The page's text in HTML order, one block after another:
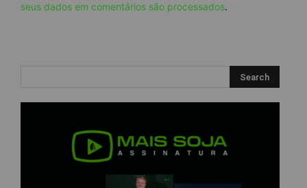
seus dados em comentários são processados.